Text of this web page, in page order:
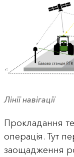
Лінії навігації
Прокладання
операція. Тут
заощадження